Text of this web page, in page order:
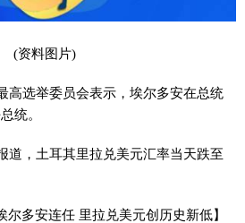
(资料图片)
高选举委员会表示，埃尔多安在总统
统。
道，土耳其里拉兑美元汇率当天跌至
尔多安连任 里拉兑美元创历史新低】